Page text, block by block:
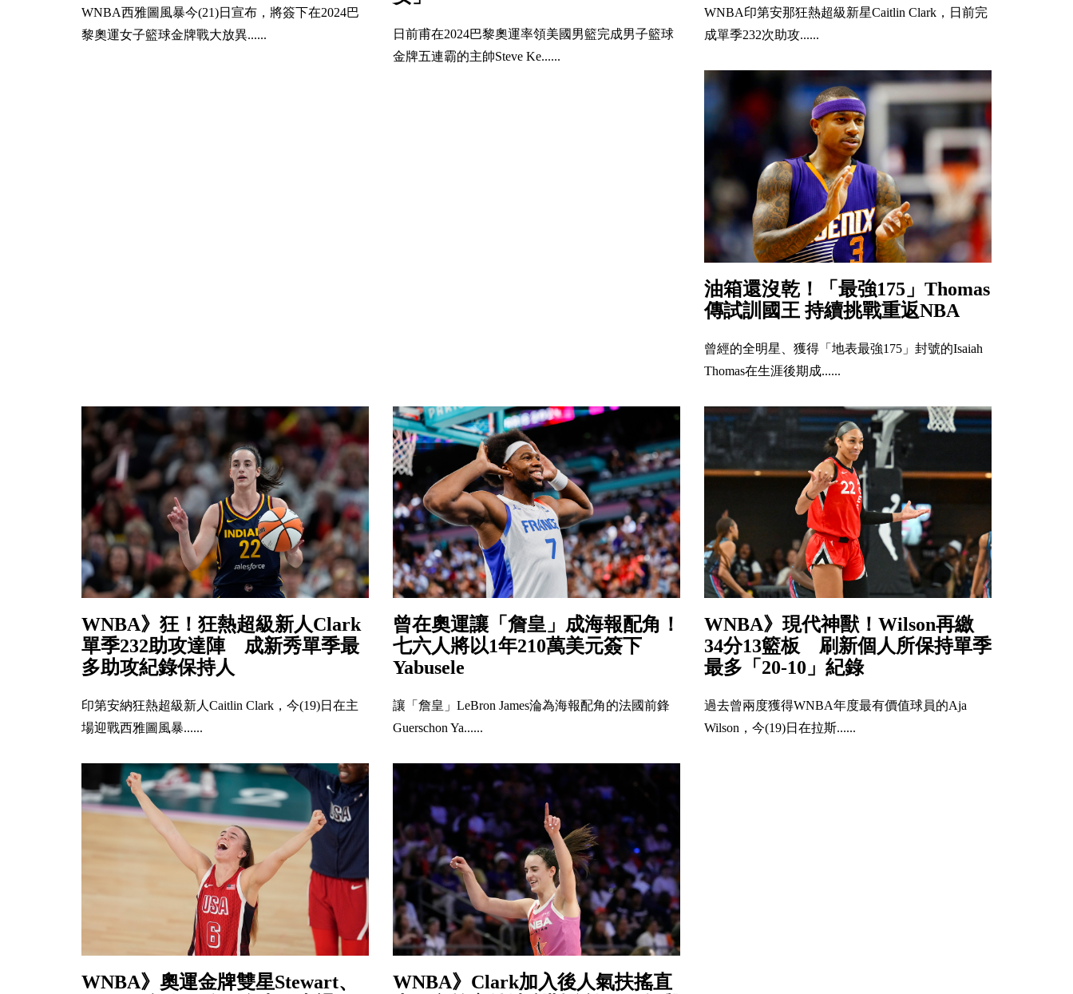
WNBA西雅圖風暴今(21)日宣布，將簽下在2024巴
黎奧運女子籃球金牌戰大放異......
日前甫在2024巴黎奧運率領美國男籃完成男子籃球
金牌五連霸的主帥Steve Ke......
WNBA印第安那狂熱超級新星Caitlin Clark，日前完
成單季232次助攻......
油箱還沒乾！「最強175」Thomas
傳試訓國王 持續挑戰重返NBA
曾經的全明星、獲得「地表最強175」封號的Isaiah
Thomas在生涯後期成......
WNBA》狂！狂熱超級新人Clark
單季232助攻達陣 成新秀單季最
多助攻紀錄保持人
印第安納狂熱超級新人Caitlin Clark，今(19)日在主
場迎戰西雅圖風暴......
曾在奧運讓「詹皇」成海報配角！
七六人將以1年210萬美元簽下
Yabusele
讓「詹皇」LeBron James淪為海報配角的法國前鋒
Guerschon Ya......
WNBA》現代神獸！Wilson再繳
34分13籃板 刷新個人所保持單季
最多「20-10」紀錄
過去曾兩度獲得WNBA年度最有價值球員的Aja
Wilson，今(19)日在拉斯......
WNBA》奧運金牌雙星Stewart、
WNBA》Clark加入後人氣扶搖直